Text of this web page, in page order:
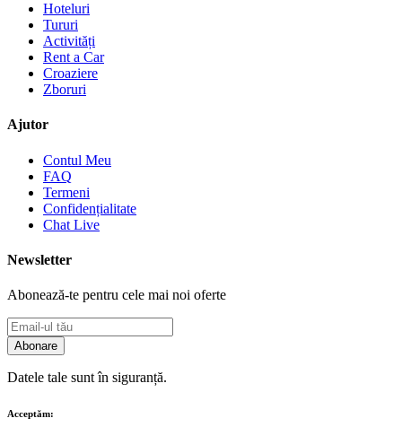
Hoteluri
Tururi
Activități
Rent a Car
Croaziere
Zboruri
Ajutor
Contul Meu
FAQ
Termeni
Confidențialitate
Chat Live
Newsletter
Abonează-te pentru cele mai noi oferte
Abonare
Datele tale sunt în siguranță.
Acceptăm: